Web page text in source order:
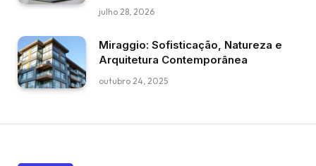
julho 28, 2026
Miraggio: Sofisticação, Natureza e
Arquitetura Contemporânea
outubro 24, 2025